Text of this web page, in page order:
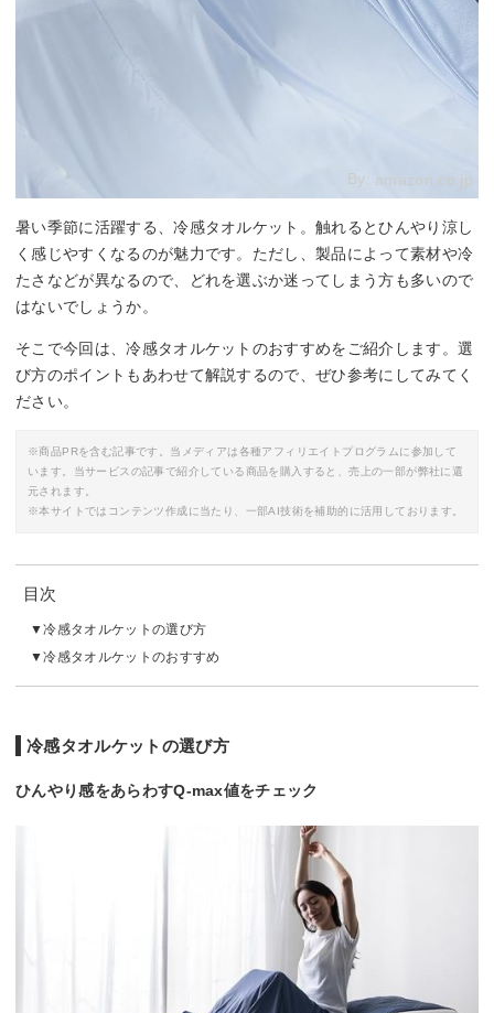
By: amazon.co.jp
暑い季節に活躍する、冷感タオルケット。触れるとひんやり涼し
く感じやすくなるのが魅力です。ただし、製品によって素材や冷
たさなどが異なるので、どれを選ぶか迷ってしまう方も多いので
はないでしょうか。
そこで今回は、冷感タオルケットのおすすめをご紹介します。選
び方のポイントもあわせて解説するので、ぜひ参考にしてみてく
ださい。
※商品PRを含む記事です。当メディアは各種アフィリエイトプログラムに参加して
います。当サービスの記事で紹介している商品を購入すると、売上の一部が弊社に還
元されます。
※本サイトではコンテンツ作成に当たり、一部AI技術を補助的に活用しております。
目次
冷感タオルケットの選び方
冷感タオルケットのおすすめ
冷感タオルケットの選び方
ひんやり感をあらわすQ-max値をチェック